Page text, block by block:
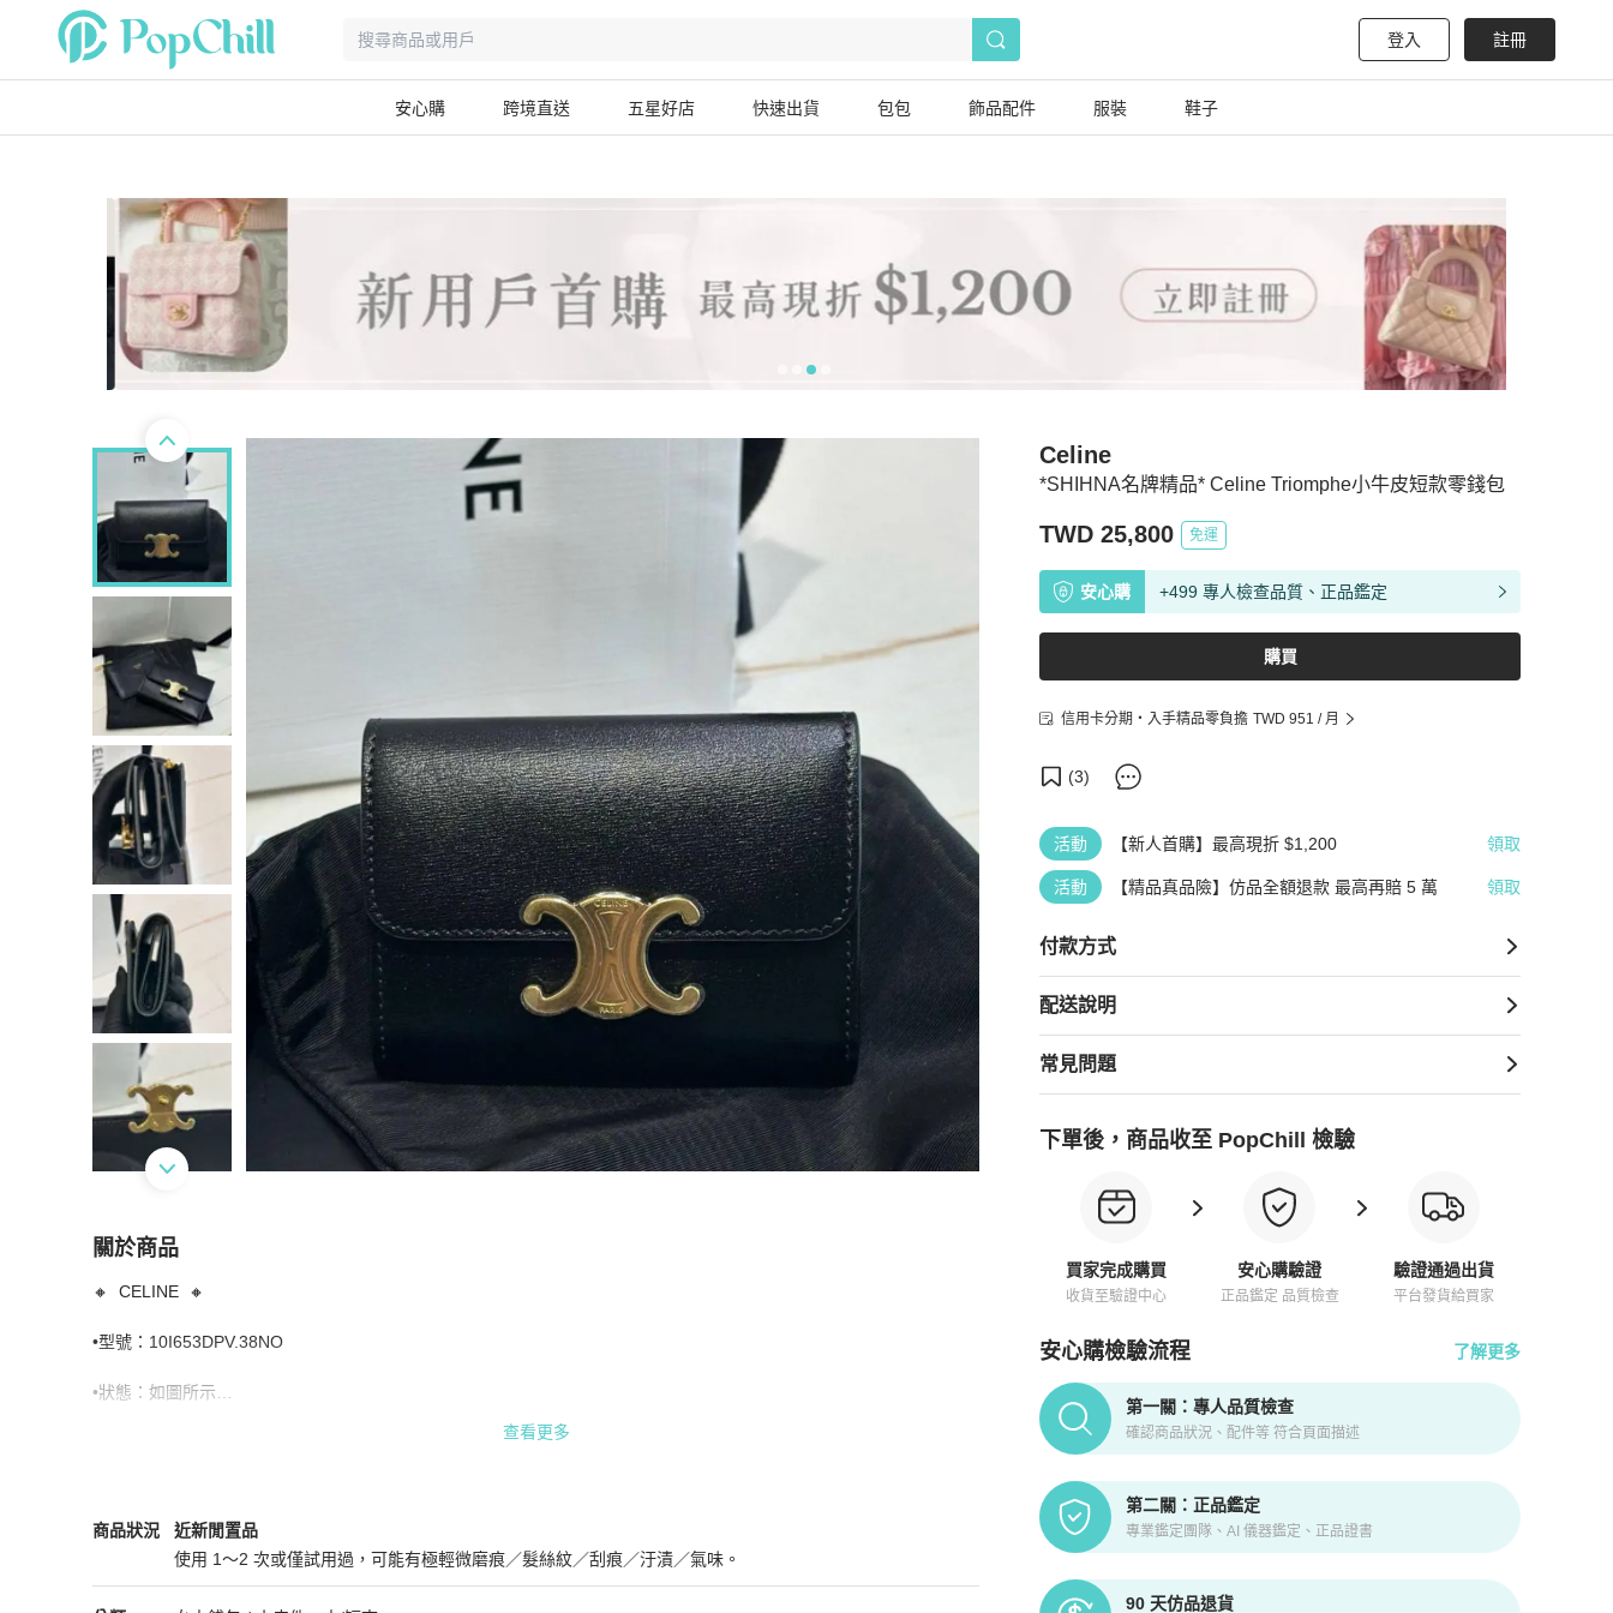
登入 註冊
安心購 跨境直送 五星好店 快速出貨 包包 飾品配件 服裝 鞋子
*SHIHNA名牌精品* Celine Triomphe小牛皮短款零錢包
Celine
TWD 25,800 免運
安心購 +499 專人檢查品質、正品鑑定
購買
信用卡分期・入手精品零負擔 TWD 951 / 月
(3)
活動 【新人首購】最高現折 $1,200 領取
活動 【精品真品險】仿品全額退款 最高再賠 5 萬 領取
付款方式
配送說明
常見問題
下單後，商品收至 PopChill 檢驗
買家完成購買
收貨至驗證中心
安心購驗證
正品鑑定 品質檢查
驗證通過出貨
平台發貨給買家
安心購檢驗流程 了解更多
PopChill拍拍圈正品驗證、安心購檢驗流程介紹
第一關：專人品質檢查
確認商品狀況、配件等 符合頁面描述
第二關：正品鑑定
專業鑑定團隊、AI 儀器鑑定、正品證書
90 天仿品退貨
關於商品
關於*SHIHNA名牌精品* Celine Triomphe小牛皮短款零錢包
🔸  CELINE  🔸
•型號：10I653DPV.38NO
•狀態：如圖所示
•材質：小牛皮
查看更多
商品狀況
Celine女士錢包 / 小皮件
近新閒置品
使用 1～2 次或僅試用過，可能有極輕微磨痕／髮絲紋／刮痕／汙漬／氣味。
近新閒置品